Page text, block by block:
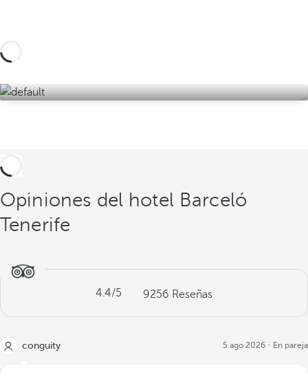
Opiniones del hotel Barceló
Tenerife
4.4/5 9256 Reseñas
conguity 5 ago 2026 En pareja